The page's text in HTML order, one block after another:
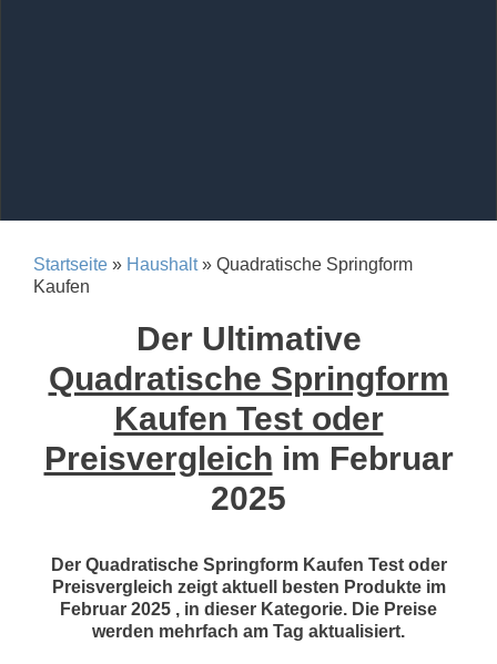
Startseite » Haushalt» Quadratische Springform
Kaufen
Der Ultimative
Quadratische Springform
Kaufen Test oder
Preisvergleich im Februar
2025
Der Quadratische Springform Kaufen Test oder
Preisvergleich zeigt aktuell besten Produkte im
Februar 2025 , in dieser Kategorie. Die Preise
werden mehrfach am Tag aktualisiert.